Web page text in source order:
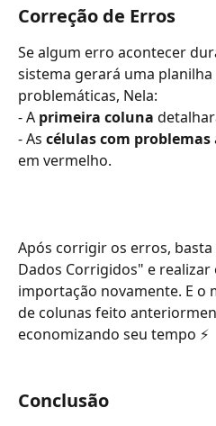
Correção de Erros
Se algum erro acontecer
sistema gerará uma planilha
problemáticas, Nela:
- A primeira coluna
- As células com problemas
em vermelho.
Após corrigir os erros,
Dados Corrigidos" e realizar
importação novamente. E o
de colunas feito
economizando seu tempo ⚡️
Conclusão